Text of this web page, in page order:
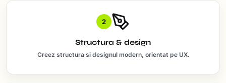
2
Structura & design
Creez structura si designul modern, orientat pe UX.